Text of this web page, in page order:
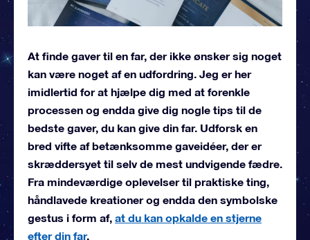
At finde gaver til en far, der ikke ønsker sig noget
kan være noget af en udfordring. Jeg er her
imidlertid for at hjælpe dig med at forenkle
processen og endda give dig nogle tips til de
bedste gaver, du kan give din far. Udforsk en
bred vifte af betænksomme gaveidéer, der er
skræddersyet til selv de mest undvigende fædre.
Fra mindeværdige oplevelser til praktiske ting,
håndlavede kreationer og endda den symbolske
gestus i form af, at du kan opkalde en stjerne
efter din far.